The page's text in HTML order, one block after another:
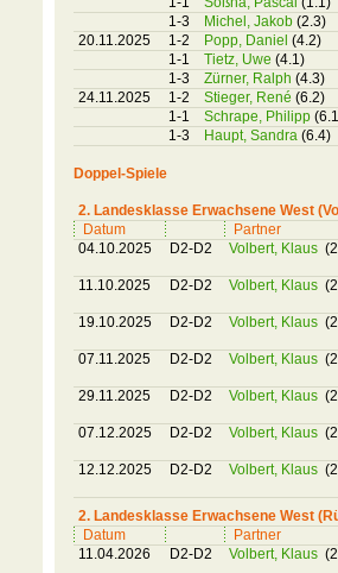
1-3
Michel, Jakob (2.3)
20.11.2025
1-2 Popp, Daniel (4.2)
1-1
Tietz, Uwe (4.1)
1-3
Zürner, Ralph (4.3)
24.11.2025
1-2 Stieger, René (6.2)
1-1
Schrape, Philipp
1-3
Haupt, Sandra (6.4)
Doppel-Spiele
2. Landesklasse Erwachsene West
Datum
Partner
04.10.2025
D2-D2 Volbert, Klaus
11.10.2025 D2-D2 Volbert, Klaus
19.10.2025 D2-D2 Volbert, Klaus
07.11.2025 D2-D2 Volbert, Klaus
29.11.2025 D2-D2 Volbert, Klaus
07.12.2025 D2-D2 Volbert, Klaus
12.12.2025 D2-D2 Volbert, Klaus
2. Landesklasse Erwachsene West
Datum
Partner
11.04.2026
D2-D2 Volbert, Klaus